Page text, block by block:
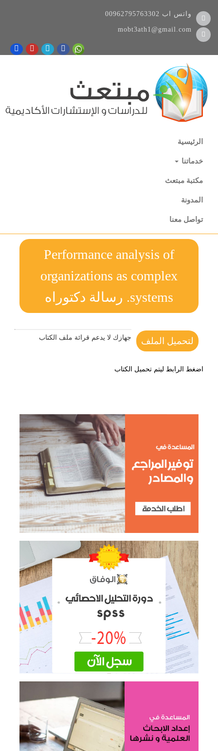
00962795763302 واتس اب
mobt3ath1@gmail.com
الرئيسية
خدماتنا
مكتبة مبتعث
المدونة
تواصل معنا
Performance analysis of
organizations as complex
systems. رسالة دكتوراه
لتحميل الملف جهازك لا يدعم قرائة ملف الكتاب
اضغط الرابط ليتم تحميل الكتاب